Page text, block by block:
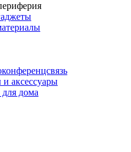
аксессуары
дома